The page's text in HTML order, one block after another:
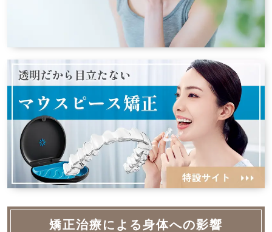
矯正治療による身体への影響